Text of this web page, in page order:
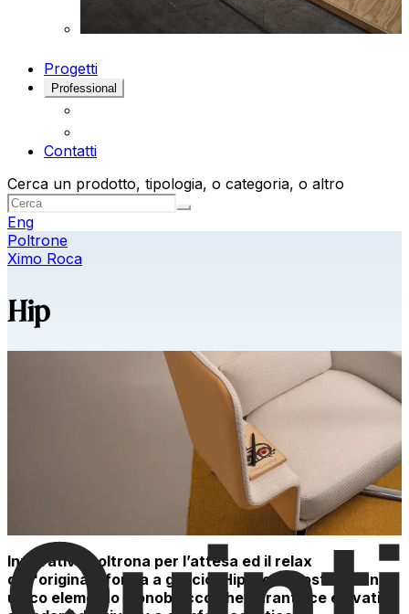
Progetti
Professional
Contatti
Cerca un prodotto, tipologia, o categoria, o altro
Eng
Poltrone
Ximo Roca
Hip
Innovativa poltrona per l’attesa ed il relax
dall'originale forma a guscio. Hip è composta da un
unico elemento monoblocco che garantisce elevati